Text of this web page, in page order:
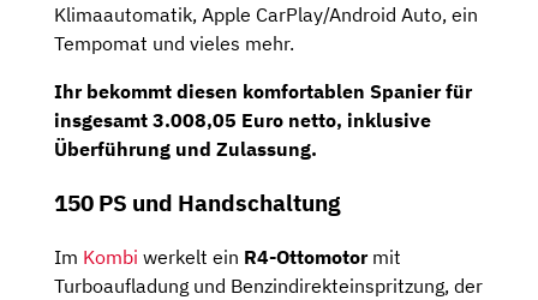
Klimaautomatik, Apple CarPlay/Android Auto, ein
Tempomat und vieles mehr.
Ihr bekommt diesen komfortablen Spanier für
insgesamt 3.008,05 Euro netto, inklusive
Überführung und Zulassung.
150 PS und Handschaltung
Im Kombi werkelt ein R4-Ottomotormit
Turboaufladung und Benzindirekteinspritzung, der